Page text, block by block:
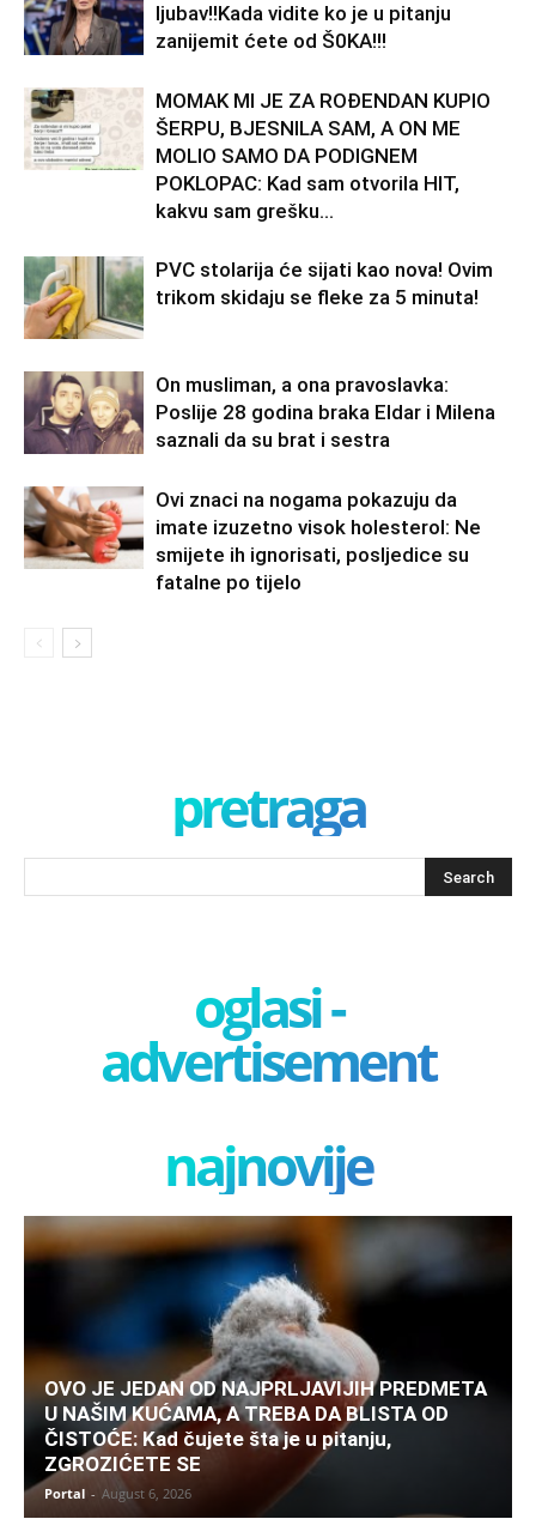
ljubav!!Kada vidite ko je u pitanju
zanijemit ćete od Š0KA!!!
MOMAK MI JE ZA ROĐENDAN KUPIO
ŠERPU, BJESNILA SAM, A ON ME
MOLIO SAMO DA PODIGNEM
POKLOPAC: Kad sam otvorila HIT,
kakvu sam grešku...
PVC stolarija će sijati kao nova! Ovim
trikom skidaju se fleke za 5 minuta!
On musliman, a ona pravoslavka:
Poslije 28 godina braka Eldar i Milena
saznali da su brat i sestra
Ovi znaci na nogama pokazuju da
imate izuzetno visok holesterol: Ne
smijete ih ignorisati, posljedice su
fatalne po tijelo
pretraga
oglasi -
advertisement
najnovije
OVO JE JEDAN OD NAJPRLJAVIJIH PREDMETA
U NAŠIM KUĆAMA, A TREBA DA BLISTA OD
ČISTOĆE: Kad čujete šta je u pitanju,
ZGROZIĆETE SE
Portal - August 6, 2026